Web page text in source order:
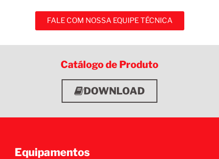
FALE COM NOSSA EQUIPE TÉCNICA
Catálogo de Produto
DOWNLOAD
Equipamentos